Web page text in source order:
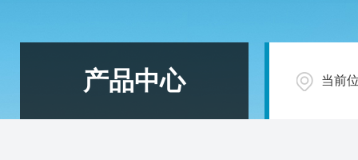
产品中心 当前